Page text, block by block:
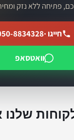
פתיחה ללא נזק
חייגו ·8834328
וואטסאפ
שלנו